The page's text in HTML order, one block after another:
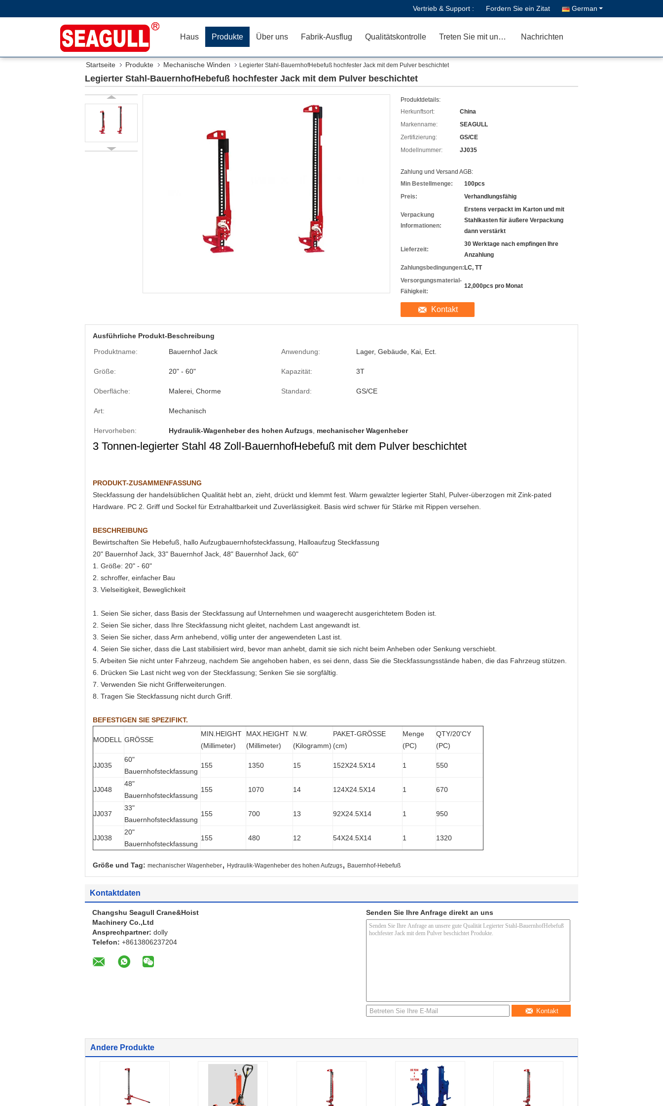
Vertrieb & Support : Fordern Sie ein Zitat German
Haus Produkte Über uns Fabrik-Ausflug Qualitätskontrolle Treten Sie mit uns in Verbindung Nachrichten
Startseite Produkte Mechanische Winden Legierter Stahl-BauernhofHebefuß hochfester Jack mit dem Pulver beschichtet
Legierter Stahl-BauernhofHebefuß hochfester Jack mit dem Pulver beschichtet
Produktdetails:
Herkunftsort:
China
Markenname:
SEAGULL
Zertifizierung:
GS/CE
Modellnummer:
JJ035
Zahlung und Versand AGB:
Min Bestellmenge:
100pcs
Preis:
Verhandlungsfähig
Verpackung
Informationen:
Erstens verpackt im Karton und mit
Stahlkasten für äußere Verpackung
dann verstärkt
Lieferzeit:
30 Werktage nach empfingen Ihre
Anzahlung
Zahlungsbedingungen: LC, TT
Versorgungsmaterial-
Fähigkeit:
12,000pcs pro Monat
Kontakt
Ausführliche Produkt-Beschreibung
Produktname:
Bauernhof Jack Anwendung: Lager, Gebäude, Kai, Ect.
Größe: 20" - 60" Kapazität: 3T
Oberfläche: Malerei, Chorme Standard: GS/CE
Art: Mechanisch
Hervorheben: Hydraulik-Wagenheber des hohen Aufzugs mechanischer Wagenheber
3 Tonnen-legierter Stahl 48 Zoll-BauernhofHebefuß mit dem Pulver beschichtet
PRODUKT-ZUSAMMENFASSUNG
Steckfassung der handelsüblichen Qualität hebt an, zieht, drückt und klemmt fest. Warm gewalzter legierter Stahl, Pulver-überzogen mit Zink-pated
Hardware. PC 2. Griff und Sockel für Extrahaltbarkeit und Zuverlässigkeit. Basis wird schwer für Stärke mit Rippen versehen.
BESCHREIBUNG
Bewirtschaften Sie Hebefuß, hallo Aufzugbauernhofsteckfassung, Halloaufzug Steckfassung
20" Bauernhof Jack, 33" Bauernhof Jack, 48" Bauernhof Jack, 60"
1. Größe: 20" - 60"
2. schroffer, einfacher Bau
3. Vielseitigkeit, Beweglichkeit
1. Seien Sie sicher, dass Basis der Steckfassung auf Unternehmen und waagerecht ausgerichtetem Boden ist.
2. Seien Sie sicher, dass Ihre Steckfassung nicht gleitet, nachdem Last angewandt ist.
3. Seien Sie sicher, dass Arm anhebend, völlig unter der angewendeten Last ist.
4. Seien Sie sicher, dass die Last stabilisiert wird, bevor man anhebt, damit sie sich nicht beim Anheben oder Senkung verschiebt.
5. Arbeiten Sie nicht unter Fahrzeug, nachdem Sie angehoben haben, es sei denn, dass Sie die Steckfassungsstände haben, die das Fahrzeug stützen.
6. Drücken Sie Last nicht weg von der Steckfassung; Senken Sie sie sorgfältig.
7. Verwenden Sie nicht Grifferweiterungen.
8. Tragen Sie Steckfassung nicht durch Griff.
BEFESTIGEN SIE SPEZIFIKT.
MODELL GRÖSSE
MIN.HEIGHT
(Millimeter)
MAX.HEIGHT
(Millimeter)
N.W.
(Kilogramm)
PAKET-GRÖSSE
(cm)
Menge
(PC)
QTY/20'CY
(PC)
JJ035
60"
Bauernhofsteckfassung
155 1350 15 152X24.5X14 1 550
JJ048
48"
Bauernhofsteckfassung
155 1070 14 124X24.5X14 1 670
JJ037
33"
Bauernhofsteckfassung
155 700 13 92X24.5X14 1 950
JJ038
20"
Bauernhofsteckfassung
155 480 12 54X24.5X14 1 1320
Größe und Tag: mechanischer Wagenheber, Hydraulik-Wagenheber des hohen Aufzugs, Bauernhof-Hebefuß
Kontaktdaten
Changshu Seagull Crane&Hoist
Machinery Co.,Ltd
Ansprechpartner: dolly
Telefon: +8613806237204
Senden Sie Ihre Anfrage direkt an uns
Kontakt
Andere Produkte